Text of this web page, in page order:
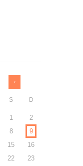
S D
1
2
8
9
15
16
22
23